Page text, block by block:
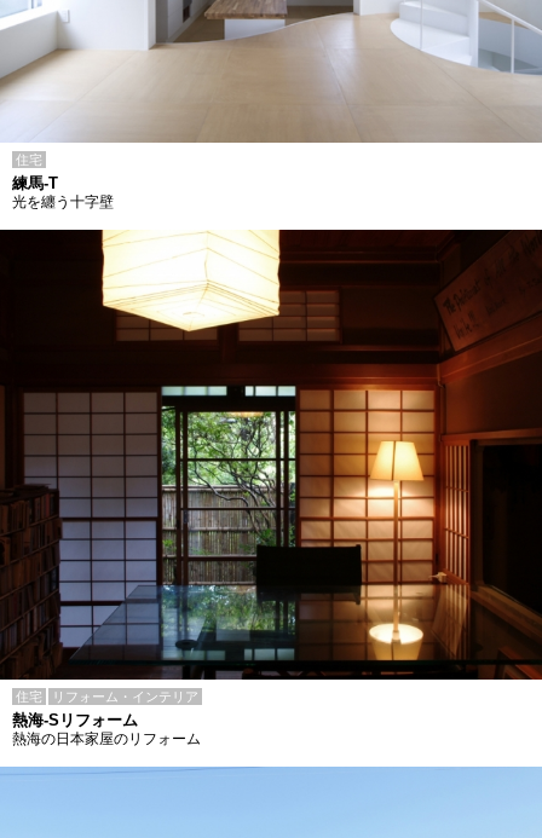
住宅
練馬-T
光を纏う十字壁
住宅 リフォーム・インテリア
熱海-Sリフォーム
熱海の日本家屋のリフォーム